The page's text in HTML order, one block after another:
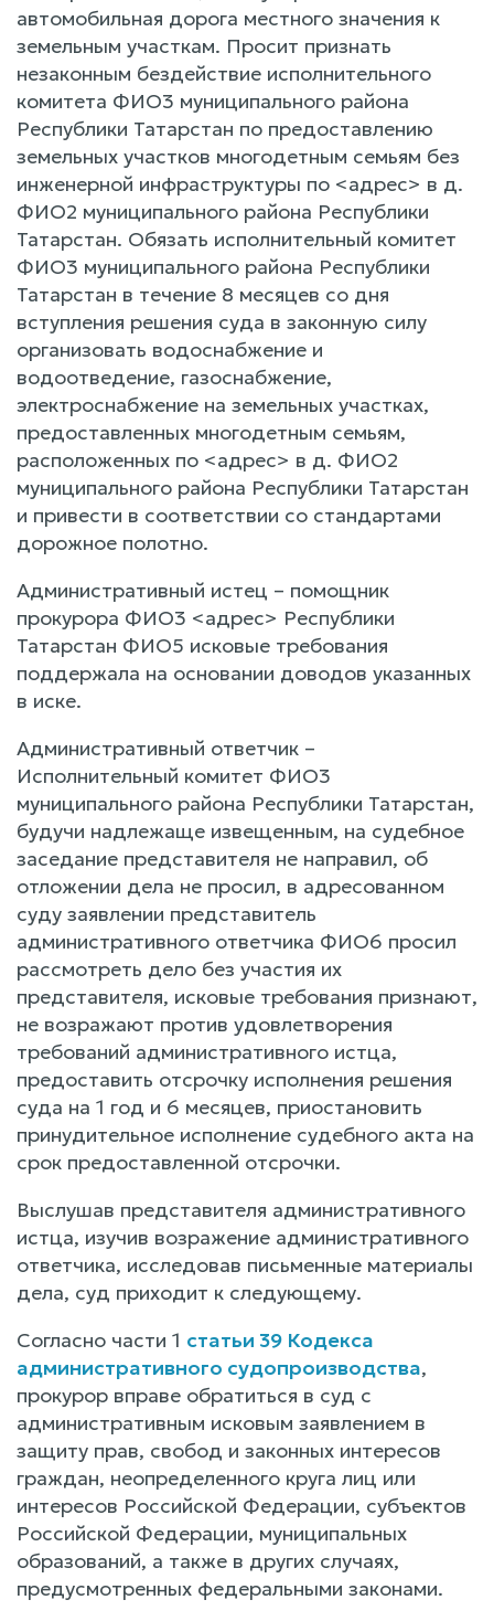
автомобильная дорога местного значения к
земельным участкам. Просит признать
незаконным бездействие исполнительного
комитета ФИО3 муниципального района
Республики Татарстан по предоставлению
земельных участков многодетным семьям без
инженерной инфраструктуры по <адрес> в д.
ФИО2 муниципального района Республики
Татарстан. Обязать исполнительный комитет
ФИО3 муниципального района Республики
Татарстан в течение 8 месяцев со дня
вступления решения суда в законную силу
организовать водоснабжение и
водоотведение, газоснабжение,
электроснабжение на земельных участках,
предоставленных многодетным семьям,
расположенных по <адрес> в д. ФИО2
муниципального района Республики Татарстан
и привести в соответствии со стандартами
дорожное полотно.
Административный истец – помощник
прокурора ФИО3 <адрес> Республики
Татарстан ФИО5 исковые требования
поддержала на основании доводов указанных
в иске.
Административный ответчик –
Исполнительный комитет ФИО3
муниципального района Республики Татарстан,
будучи надлежаще извещенным, на судебное
заседание представителя не направил, об
отложении дела не просил, в адресованном
суду заявлении представитель
административного ответчика ФИО6 просил
рассмотреть дело без участия их
представителя, исковые требования признают,
не возражают против удовлетворения
требований административного истца,
предоставить отсрочку исполнения решения
суда на 1 год и 6 месяцев, приостановить
принудительное исполнение судебного акта на
срок предоставленной отсрочки.
Выслушав представителя административного
истца, изучив возражение административного
ответчика, исследовав письменные материалы
дела, суд приходит к следующему.
Согласно части 1 статьи 39 Кодекса
административного судопроизводства,
прокурор вправе обратиться в суд с
административным исковым заявлением в
защиту прав, свобод и законных интересов
граждан, неопределенного круга лиц или
интересов Российской Федерации, субъектов
Российской Федерации, муниципальных
образований, а также в других случаях,
предусмотренных федеральными законами.